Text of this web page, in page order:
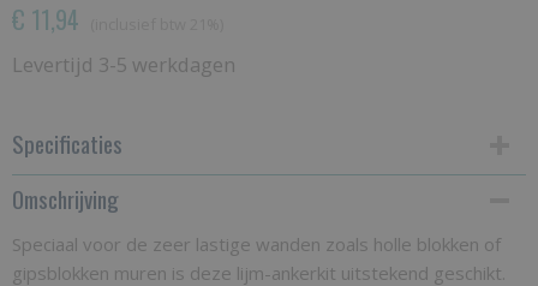
€ 11,94
Levertijd 3-5 werkdagen
Specificaties
Productcode
Bruto gewicht
Omschrijving
Speciaal voor de zeer lastige wanden zoals holle blokken of
gipsblokken muren is deze lijm-ankerkit uitstekend geschikt.